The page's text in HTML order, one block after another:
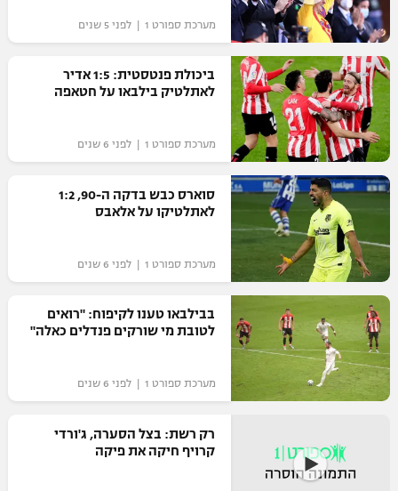
"מחצית בשכונה" – פודקאסט
משתתפים וזוכים בפרסים
תקנון משתתפים וזוכים בפרסים
תקנון עבור פעילות אלקטרה
תקנון עבור פעילות ספורט 1 – "מרלן"
טניס
גיימינג E-Sports
תנאי שימוש
מדיניות פרטיות
תקנון פעילות ספורט 1
הצטרפות לחבילת הערוצים
אופניים
ספורט מוטורי
כדורמים
פוטבול אמריקאי NFL
בייסבול MLB
ספורט אתגרי ואקסטרים
אומנויות לחימה
גיימינג E-Sports
מערכת ספורט 1 | לפני 5 שנים
ביכולת פנטסטית: 1:5 אדיר
לאתלטיק בילבאו על חטאפה
מערכת ספורט 1 | לפני 6 שנים
סוארס כבש בדקה ה-90, 1:2
לאתלטיקו על אלאבס
מערכת ספורט 1 | לפני 6 שנים
בבילבאו טענו לקיפוח: "רואים
לטובת מי שורקים פנדלים כאלה"
מערכת ספורט 1 | לפני 6 שנים
רק רשת: בצל הסערה, ג'ורדי
קרויף חיקה את פיקה